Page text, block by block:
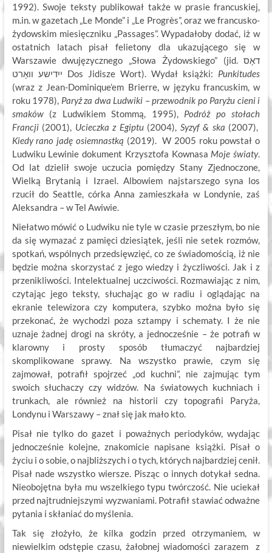
1992). Swoje teksty publikował także w prasie francuskiej,
m.in. w gazetach „Le Monde” i „Le Progrès”, oraz we francusko-
żydowskim miesięczniku „Passages”. Wypadałoby dodać, iż w
ostatnich latach pisał felietony dla ukazującego się w
Warszawie dwujęzycznego „Słowa Żydowskiego” (jid. דאָס
ייִדישע וואָרט Dos Jidisze Wort). Wydał książki: Punkitudes
(wraz z Jean-Dominique’em Brierre, w języku francuskim, w
roku 1978), Paryż za dwa Ludwiki –przewodnik po Paryżu cieni i
smaków (z Ludwikiem Stommą, 1995), Podróż po stołach
Francji (2001), Ucieczka z Egiptu (2004), Syzyf & ska (2007),
Kiedy rano jadę osiemnastką (2019). W 2005 roku powstał o
Ludwiku Lewinie dokument Krzysztofa Kownasa Moje światy.
Od lat dzielił swoje uczucia pomiędzy Stany Zjednoczone,
Wielką Brytanią i Izrael. Albowiem najstarszego syna los
rzucił do Seattle, córka Anna zamieszkała w Londynie, zaś
Aleksandra – w Tel Awiwie.
Niełatwo mówić o Ludwiku nie tyle w czasie przeszłym, bo nie
da się wymazać z pamięci dziesiątek, jeśli nie setek rozmów,
spotkań, wspólnych przedsięwzięć, co ze świadomością, iż nie
będzie można skorzystać z jego wiedzy i życzliwości. Jak i z
przenikliwości. Intelektualnej uczciwości. Rozmawiając z nim,
czytając jego teksty, słuchając go w radiu i oglądając na
ekranie telewizora czy komputera, szybko można było się
przekonać, że wychodzi poza sztampy i schematy. I że nie
uznaje żadnej drogi na skróty, a jednocześnie – że potrafi w
klarowny i prosty sposób tłumaczyć najbardziej
skomplikowane sprawy. Na wszystko prawie, czym się
zajmował, potrafił spojrzeć „od kuchni”, nie zajmując tym
swoich słuchaczy czy widzów. Na światowych kuchniach i
trunkach, ale również na historii czy topografii Paryża,
Londynu i Warszawy – znał się jak mało kto.
Pisał nie tylko do gazet i poważnych periodyków, wydając
jednocześnie kolejne, znakomicie napisane książki. Pisał o
życiu i o sobie, o najbliższych i o tych, których najbardziej cenił.
Pisał nade wszystko wiersze. Pisząc o innych dotykał sedna.
Nieobojętna była mu wszelkiego typu twórczość. Nie uciekał
przed najtrudniejszymi wyzwaniami. Potrafił stawiać odważne
pytania i skłaniać do myślenia.
Tak się złożyło, że kilka godzin przed otrzymaniem, w
niewielkim odstępie czasu, żałobnej wiadomości zarazem z